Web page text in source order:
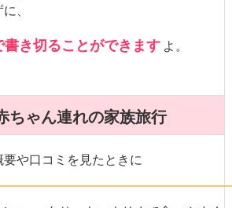
、
き切ることができます よ。
ゃん連れの家族旅行
や口コミを見たときに